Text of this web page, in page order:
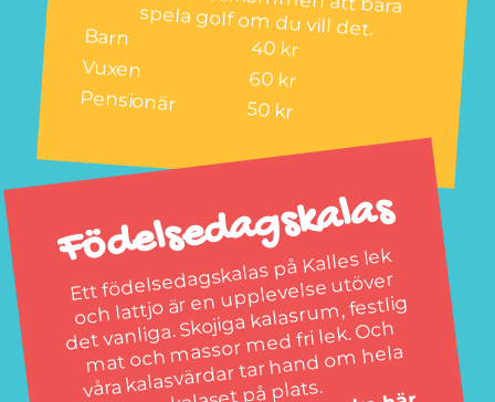
spela golf om du vill det.
Barn 40 kr
Vuxen 60 kr
Pensionär 50 kr
Födelsedagskalas
Ett födelsedagskalas på Kalles lek
och lattjo är en upplevelse utöver
det vanliga. Skojiga kalasru
m, festlig
mat och
massor
med fri lek. Och
våra kalasvärdar tar hand o
m hela